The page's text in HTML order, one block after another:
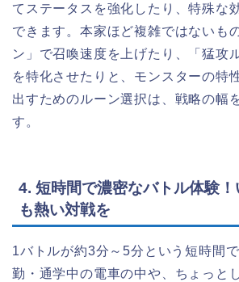
てステータスを強化したり、特殊な
できます。本家ほど複雑ではないも
ン」で召喚速度を上げたり、「猛攻
を特化させたりと、モンスターの特
出すためのルーン選択は、戦略の幅
す。
4. 短時間で濃密なバトル体験
も熱い対戦を
1バトルが約3分～5分という短時間
勤・通学中の電車の中や、ちょっと